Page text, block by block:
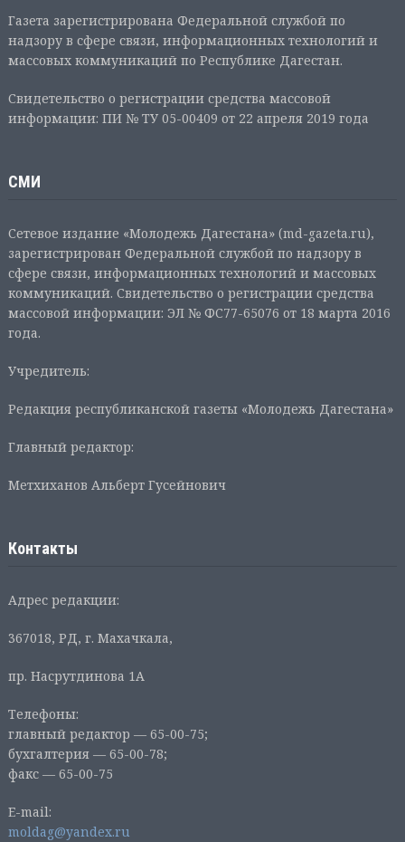
Газета зарегистрирована Федеральной службой по
надзору в сфере связи, информационных технологий и
массовых коммуникаций по Республике Дагестан.
Свидетельство о регистрации средства массовой
информации: ПИ № ТУ 05-00409 от 22 апреля 2019 года
СМИ
Сетевое издание «Молодежь Дагестана» (md-gazeta.ru),
зарегистрирован Федеральной службой по надзору в
сфере связи, информационных технологий и массовых
коммуникаций. Свидетельство о регистрации средства
массовой информации: ЭЛ № ФС77-65076 от 18 марта 2016
года.
Учредитель:
Редакция республиканской газеты «Молодежь Дагестана»
Главный редактор:
Метхиханов Альберт Гусейнович
Контакты
Адрес редакции:
367018, РД, г. Махачкала,
пр. Насрутдинова 1А
Телефоны:
главный редактор — 65-00-75;
бухгалтерия — 65-00-78;
факс — 65-00-75
E-mail:
moldag@yandex.ru